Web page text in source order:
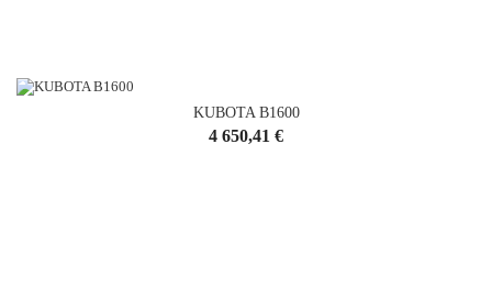
KUBOTA B1600
Cena
4 650,41 €